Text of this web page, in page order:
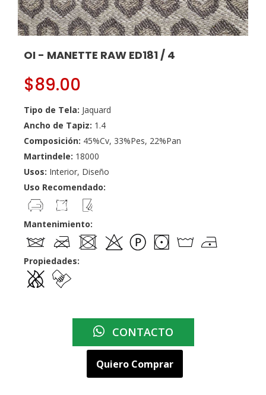
OI - MANETTE RAW ED181 / 4
$89.00
Tipo de Tela: Jaquard
Ancho de Tapiz: 1.4
Composición: 45%Cv, 33%Pes, 22%Pan
Martindele: 18000
Usos: Interior, Diseño
Uso Recomendado:
Mantenimiento:
Propiedades:
CONTACTO
Quiero Comprar